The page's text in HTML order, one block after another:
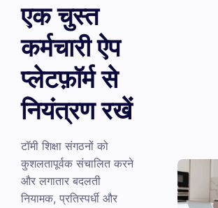
एक चुस्त
कर्मचारी ऐप
प्लेटफ़ॉर्म से
नियंत्रण रखें
टॉमी शिक्षा संगठनों को
कुशलतापूर्वक संचालित करने
और लगातार बदलती
नियामक, प्रतिस्पर्धी और